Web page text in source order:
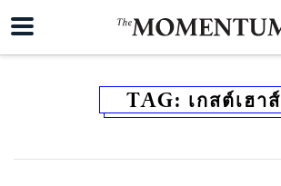
TAG: เกสต์เฮาส์